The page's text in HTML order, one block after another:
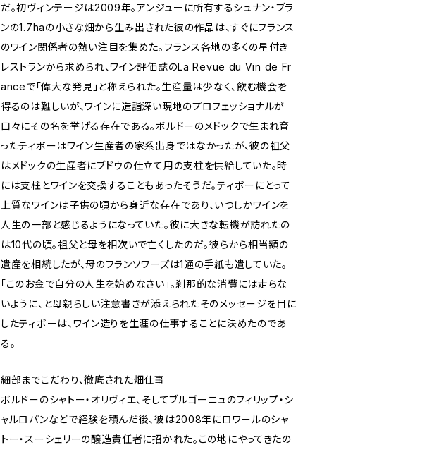
だ。初ヴィンテージは2009年。アンジューに所有するシュナン・ブラ
ンの1.7haの小さな畑から生み出された彼の作品は、すぐにフランス
のワイン関係者の熱い注目を集めた。フランス各地の多くの星付き
レストランから求められ、ワイン評価誌のLa Revue du Vin de Fr
anceで「偉大な発見」と称えられた。生産量は少なく、飲む機会を
得るのは難しいが、ワインに造詣深い現地のプロフェッショナルが
口々にその名を挙げる存在である。ボルドーのメドックで生まれ育
ったティボーはワイン生産者の家系出身ではなかったが、彼の祖父
はメドックの生産者にブドウの仕立て用の支柱を供給していた。時
には支柱とワインを交換することもあったそうだ。ティボーにとって
上質なワインは子供の頃から身近な存在であり、いつしかワインを
人生の一部と感じるようになっていた。彼に大きな転機が訪れたの
は10代の頃。祖父と母を相次いで亡くしたのだ。彼らから相当額の
遺産を相続したが、母のフランソワーズは1通の手紙も遺していた。
「このお金で自分の人生を始めなさい」。刹那的な消費には走らな
いように、と母親らしい注意書きが添えられたそのメッセージを目に
したティボーは、ワイン造りを生涯の仕事することに決めたのであ
る。
細部までこだわり、徹底された畑仕事
ボルドーのシャトー・オリヴィエ、そしてブルゴーニュのフィリップ・シ
ャルロパンなどで経験を積んだ後、彼は2008年にロワールのシャ
トー・スーシェリーの醸造責任者に招かれた。この地にやってきたの